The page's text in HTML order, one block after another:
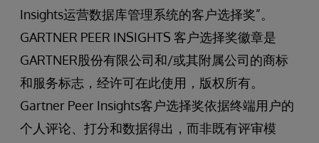
Insights运营数据库管理系统的客户选择奖”。
GARTNER PEER INSIGHTS 客户选择奖徽章是
GARTNER股份有限公司和/或其附属公司的商标
和服务标志，经许可在此使用，版权所有。
Gartner Peer Insights客户选择奖依据终端用户的
个人评论、打分和数据得出，而非既有评审模